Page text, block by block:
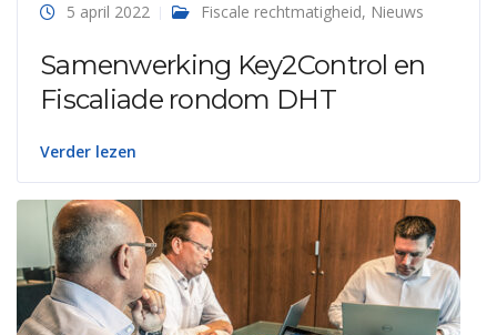
5 april 2022 Fiscale rechtmatigheid, Nieuws
Samenwerking Key2Control en
Fiscaliade rondom DHT
Verder lezen